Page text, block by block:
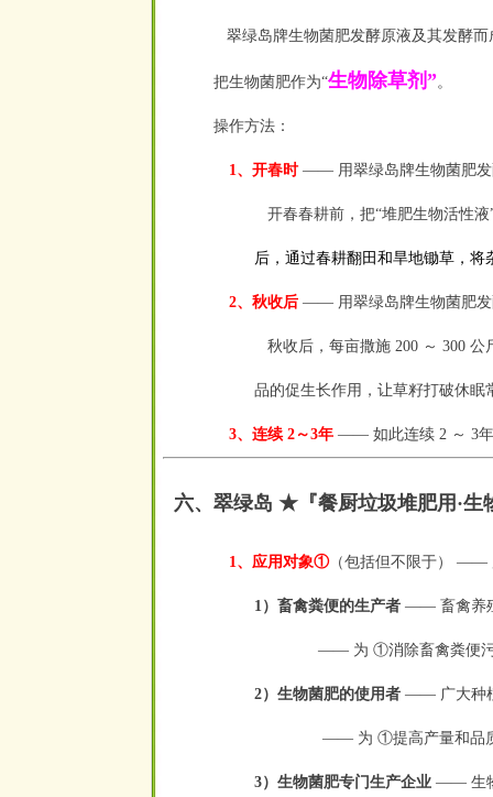
翠绿岛牌生物菌肥发酵原液及其发酵
把生物菌肥作为“生物除草剂”。
操作方法：
1、开春时—— 用翠绿岛牌生物菌肥发
开春春耕前，把“堆肥生物活性液
后，通过春耕翻田和旱地锄草，将
2、秋收后 —— 用翠绿岛牌生物菌肥
秋收后，每亩撒施 200 ～ 300 公
品的促生长作用，让草籽打破休
3、连续 2～3年 —— 如此连续 2 ～ 3
六、翠绿岛 ★『餐厨垃圾堆肥用 ·生
1、应用对象①（包括但不限于） ——
1）畜禽粪便的生产者 —— 畜禽养
—— 为 ①消除畜禽粪便
2）生物菌肥的使用者 —— 广大种
—— 为 ①提高产量和品
3）生物菌肥专门生产企业 —— 生